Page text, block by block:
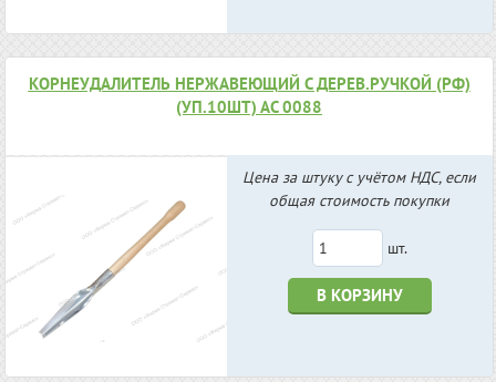
КОРНЕУДАЛИТЕЛЬ НЕРЖАВЕЮЩИЙ С ДЕРЕВ.РУЧКОЙ (РФ)
(УП.10ШТ) АС 0088
Цена за штуку с учётом НДС, если
общая стоимость покупки
шт.
В КОРЗИНУ